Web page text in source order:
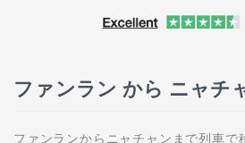
ファンラン から ニャチ
ファンランからニャチャンまで列車で